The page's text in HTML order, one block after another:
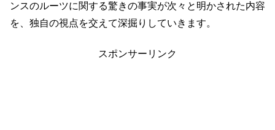
ンスのルーツに関する驚きの事実が次々と明かされた内容
を、独自の視点を交えて深掘りしていきます。
スポンサーリンク